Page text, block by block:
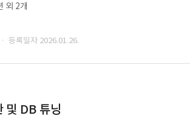
외 2개
· 등록일자 2026.01.26.
및 DB 튜닝